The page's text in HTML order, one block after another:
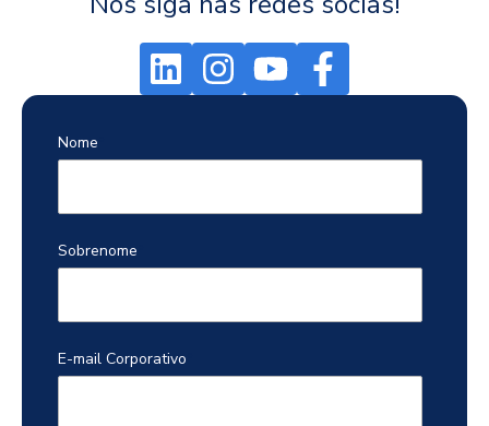
Nome
Sobrenome
E-mail Corporativo